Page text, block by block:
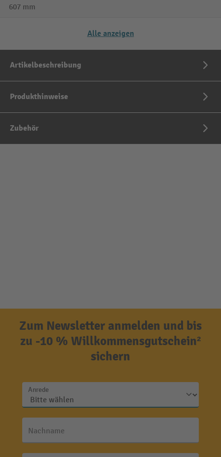
607 mm
Alle anzeigen
Artikelbeschreibung
Produkthinweise
Zubehör
Zum Newsletter anmelden und bis
zu -10 % Willkommensgutschein²
sichern
Anrede
Nachname